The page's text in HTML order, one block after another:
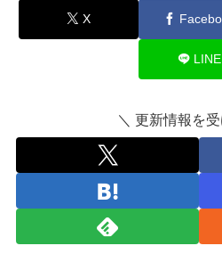
X
LINE
＼ 更新情報を